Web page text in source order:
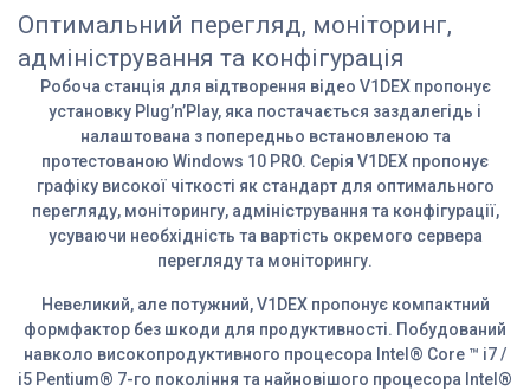
Оптимальний перегляд, моніторинг,
адміністрування та конфігурація
Робоча станція для відтворення відео V1DEX пропонує
установку Plug’n’Play, яка постачається заздалегідь і
налаштована з попередньо встановленою та
протестованою Windows 10 PRO. Серія V1DEX пропонує
графіку високої чіткості як стандарт для оптимального
перегляду, моніторингу, адміністрування та конфігурації,
усуваючи необхідність та вартість окремого сервера
перегляду та моніторингу.
Невеликий, але потужний, V1DEX пропонує компактний
формфактор без шкоди для продуктивності. Побудований
навколо високопродуктивного процесора Intel® Core ™ i7 /
i5 Pentium® 7-го покоління та найновішого процесора Intel®